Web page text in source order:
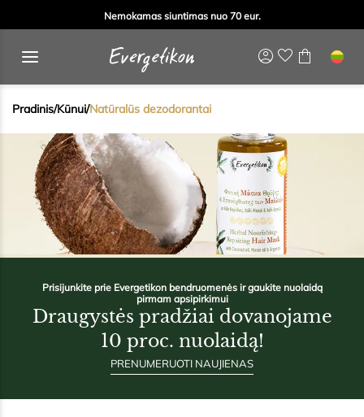
Nemokamas siuntimas nuo 70 eur.
Pradinis/Kūnui/Natūralūs dezodorantai
Prisijunkite prie Evergetikon bendruomenės ir gaukite nuolaidą
pirmam apsipirkimui
Draugystės pradžiai dovanojame
10 proc. nuolaidą!
PRENUMERUOTI NAUJIENAS